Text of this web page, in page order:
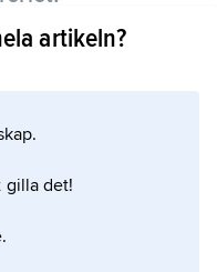
artikeln?
gilla det!